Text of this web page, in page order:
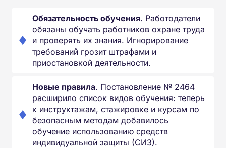
Обязательность обучения. Работодатели
обязаны обучать работников охране труда
и проверять их знания. Игнорирование
требований грозит штрафами и
приостановкой деятельности.
Новые правила. Постановление № 2464
расширило список видов обучения: теперь
к инструктажам, стажировке и курсам по
безопасным методам добавилось
обучение использованию средств
индивидуальной защиты (СИЗ).